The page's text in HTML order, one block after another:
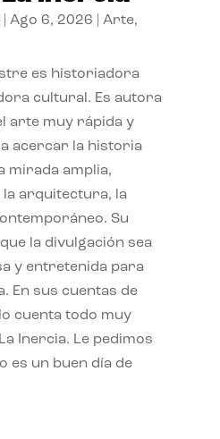
| Ago 6, 2026 Arte,
es historiadora
cultural. Es autora
arte muy rápida y
acercar la historia
mirada amplia,
la arquitectura, la
Su
la divulgación sea
y entretenida para
En sus cuentas de
cuenta todo muy
Inercia. Le pedimos
es un buen día de